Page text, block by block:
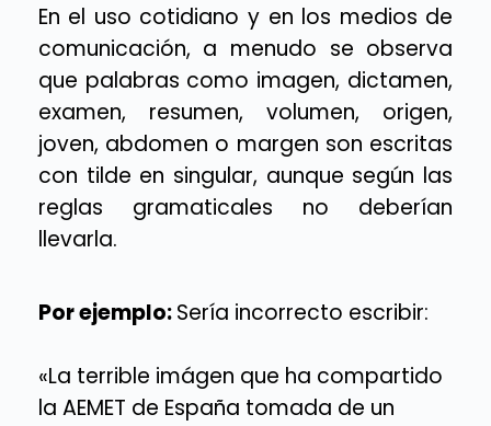
En el uso cotidiano y en los medios de
comunicación, a menudo se observa
que palabras como imagen, dictamen,
examen, resumen, volumen, origen,
joven, abdomen o margen son escritas
con tilde en singular, aunque según las
reglas gramaticales no deberían
llevarla.
Por ejemplo:Sería incorrecto escribir:
«La terrible imágen que ha compartido
la AEMET de España tomada de un